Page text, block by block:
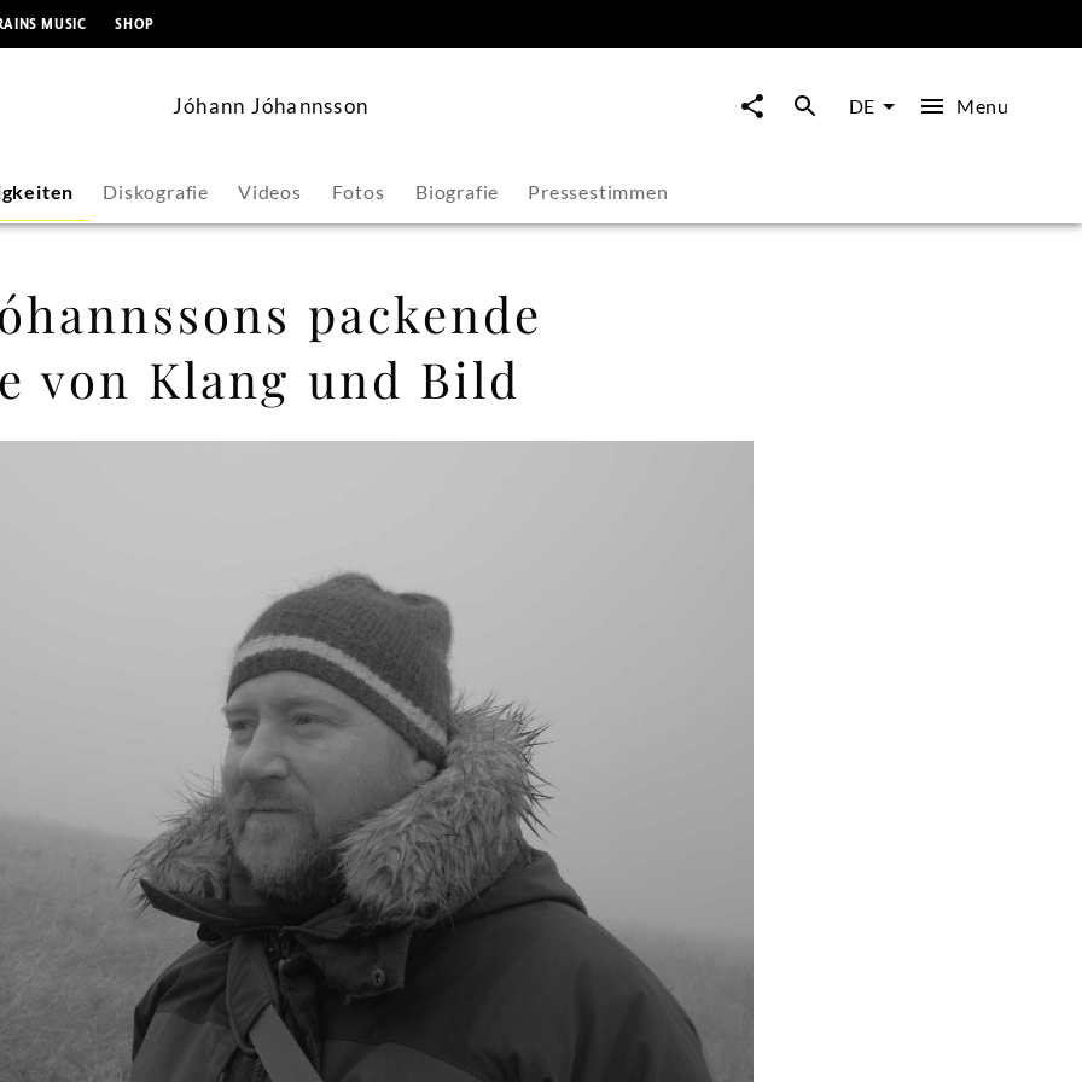
MUSIC SHOP
Jóhann Jóhannsson DE Menu
Diskografie Videos Fotos Biografie Pressestimmen
packende
von Klang und Bild